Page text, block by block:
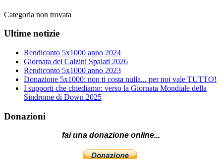
Categoria non trovata
Ultime notizie
Rendiconto 5x1000 anno 2024
Giornata dei Calzini Spaiati 2026
Rendiconto 5x1000 anno 2023
Donazione 5x1000: non ti costa nulla... per noi vale TUTTO!
I supporti che chiediamo: verso la Giornata Mondiale della
Sindrome di Down 2025
Donazioni
fai una donazione online...